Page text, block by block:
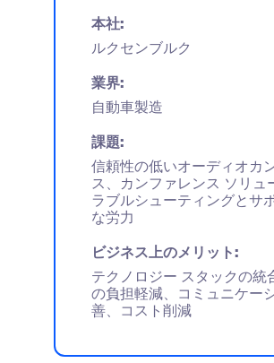
本社:
ルクセンブルク
業界:
自動車製造
課題:
信頼性の低いオーディオカ
ス、カンファレンス ソリュ
ラブルシューティングとサ
な労力
ビジネス上のメリット:
テクノロジー スタックの統
の負担軽減、コミュニケー
善、コスト削減